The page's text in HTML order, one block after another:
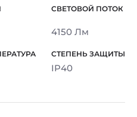
4150 Лм
IP40